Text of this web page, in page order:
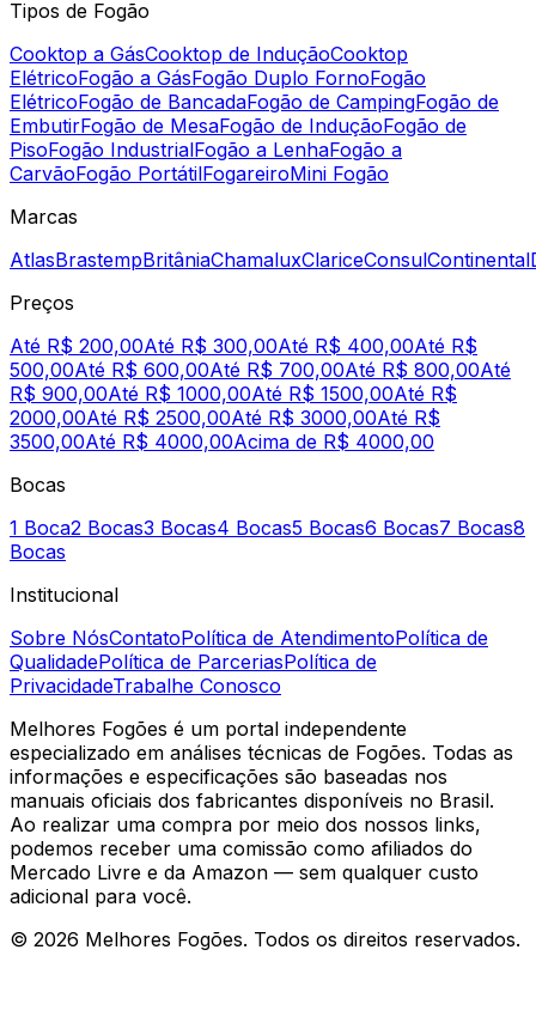
Tipos de Fogão
Cooktop a GásCooktop de InduçãoCooktop
ElétricoFogão a GásFogão Duplo FornoFogão
ElétricoFogão de BancadaFogão de CampingFogão de
EmbutirFogão de MesaFogão de InduçãoFogão de
PisoFogão IndustrialFogão a LenhaFogão a
CarvãoFogão PortátilFogareiroMini Fogão
Marcas
AtlasBrastempBritâniaChamaluxClariceConsulContinental
Preços
Até R$ 200,00Até R$ 300,00Até R$ 400,00Até R$
500,00Até R$ 600,00Até R$ 700,00Até R$ 800,00Até
R$ 900,00Até R$ 1000,00Até R$ 1500,00Até R$
2000,00Até R$ 2500,00Até R$ 3000,00Até R$
3500,00Até R$ 4000,00Acima de R$ 4000,00
Bocas
1 Boca2 Bocas3 Bocas4 Bocas5 Bocas6 Bocas7 Bocas8
Bocas
Institucional
Sobre NósContatoPolítica de AtendimentoPolítica de
QualidadePolítica de ParceriasPolítica de
PrivacidadeTrabalhe Conosco
Melhores Fogões é um portal independente
especializado em análises técnicas de Fogões. Todas as
informações e especificações são baseadas nos
manuais oficiais dos fabricantes disponíveis no Brasil.
Ao realizar uma compra por meio dos nossos links,
podemos receber uma comissão como afiliados do
Mercado Livre e da Amazon — sem qualquer custo
adicional para você.
© 2026 Melhores Fogões. Todos os direitos reservados.